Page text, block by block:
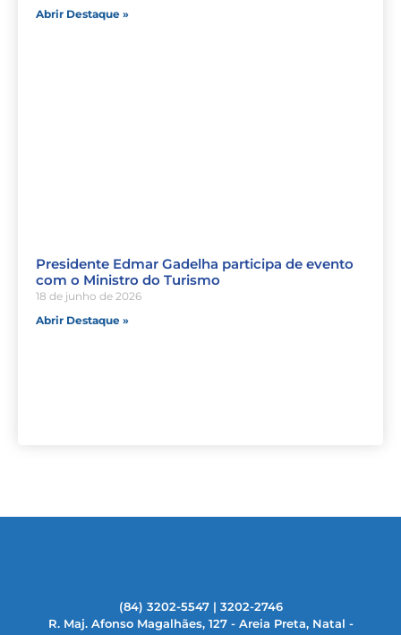
Abrir Destaque »
Presidente Edmar Gadelha participa de evento
com o Ministro do Turismo
18 de junho de 2026
Abrir Destaque »
(84) 3202-5547 | 3202-2746
R. Maj. Afonso Magalhães, 127 - Areia Preta, Natal -